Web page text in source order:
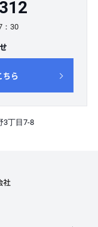
：30
ちら
3丁目7-8